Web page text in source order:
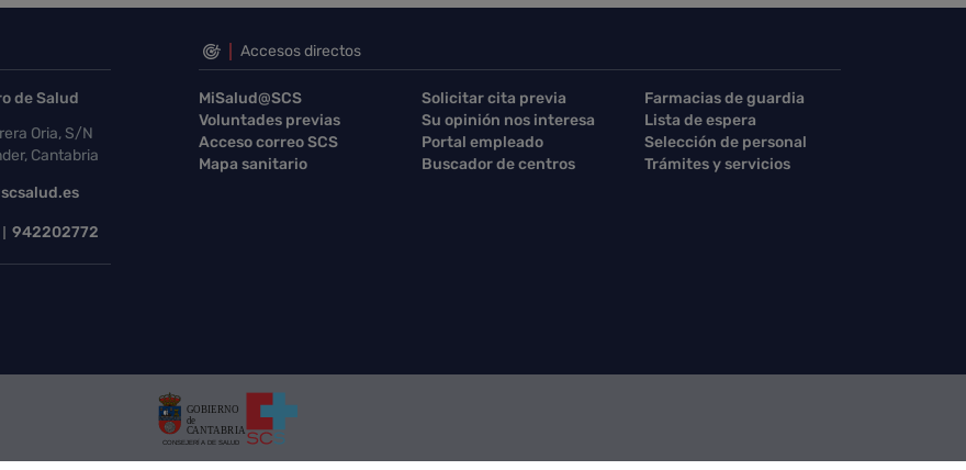
de Salud
Oria, S/N
Cantabria
942202772
Accesos directos
MiSalud@SCS Solicitar cita previa
Farmacias de guardia
Voluntades previas
Su opinión nos interesa
Lista de espera
Acceso correo SCS
Portal empleado
Selección de personal
Mapa sanitario
Buscador de centros Trámites y servicios